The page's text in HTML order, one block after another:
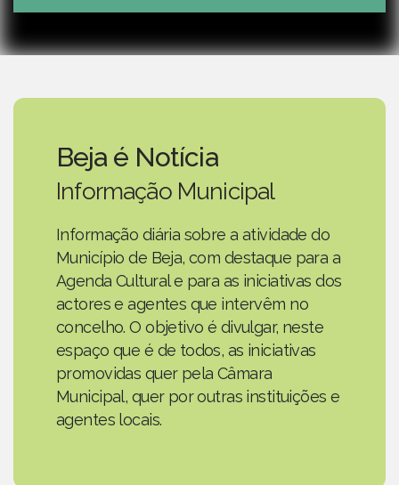
Play Mute
Beja é Notícia
Informação Municipal
Informação diária sobre a atividade do
Município de Beja, com destaque para a
Agenda Cultural e para as iniciativas dos
actores e agentes que intervêm no
concelho. O objetivo é divulgar, neste
espaço que é de todos, as iniciativas
promovidas quer pela Câmara
Municipal, quer por outras instituições e
agentes locais.